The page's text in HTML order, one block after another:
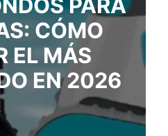
PARA
CÓMO
EL MÁS
EN 2026